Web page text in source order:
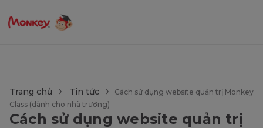
Trang chủ Tin tức
Cách sử dụng website quản trị Monkey
Class (dành cho nhà trường)
Cách sử dụng website quản trị